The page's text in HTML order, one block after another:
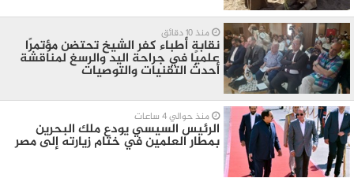
منذ 10 دقائق
نقابة أطباء كفر الشيخ تحتضن مؤتمرًا
علميًا في جراحة اليد والرسغ لمناقشة
أحدث التقنيات والتوصيات
منذ حوالي 4 ساعات
الرئيس السيسي يودع ملك البحرين
بمطار العلمين في ختام زيارته إلى مصر